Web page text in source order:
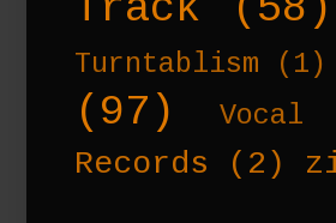
Track (58)
Turntablism (1)
(97) Vocal
Records (2)